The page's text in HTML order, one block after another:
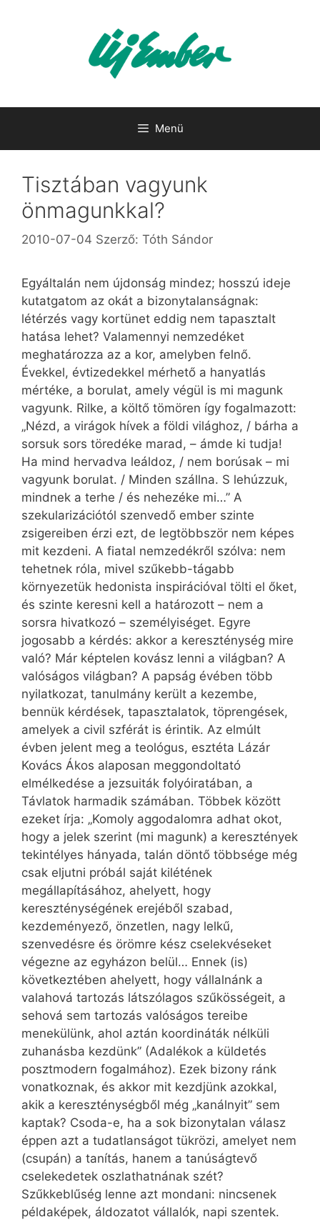
Menü
Tisztában vagyunk
önmagunkkal?
2010-07-04 Szerző: Tóth Sándor
Egyáltalán nem újdonság mindez; hosszú ideje
kutatgatom az okát a bizonytalanságnak:
létérzés vagy kortünet eddig nem tapasztalt
hatása lehet? Valamennyi nemzedéket
meghatározza az a kor, amelyben felnő.
Évekkel, évtizedekkel mérhető a hanyatlás
mértéke, a borulat, amely végül is mi magunk
vagyunk. Rilke, a költő tömören így fogalmazott:
„Nézd, a virágok hívek a földi világhoz, / bárha a
sorsuk sors töredéke marad, – ámde ki tudja!
Ha mind hervadva leáldoz, / nem borúsak – mi
vagyunk borulat. / Minden szállna. S lehúzzuk,
mindnek a terhe / és nehezéke mi…” A
szekularizációtól szenvedő ember szinte
zsigereiben érzi ezt, de legtöbbször nem képes
mit kezdeni. A fiatal nemzedékről szólva: nem
tehetnek róla, mivel szűkebb-tágabb
környezetük hedonista inspirációval tölti el őket,
és szinte keresni kell a határozott – nem a
sorsra hivatkozó – személyiséget. Egyre
jogosabb a kérdés: akkor a kereszténység mire
való? Már képtelen kovász lenni a világban? A
valóságos világban? A papság évében több
nyilatkozat, tanulmány került a kezembe,
bennük kérdések, tapasztalatok, töprengések,
amelyek a civil szférát is érintik. Az elmúlt
évben jelent meg a teológus, esztéta Lázár
Kovács Ákos alaposan meggondoltató
elmélkedése a jezsuiták folyóiratában, a
Távlatok harmadik számában. Többek között
ezeket írja: „Komoly aggodalomra adhat okot,
hogy a jelek szerint (mi magunk) a keresztények
tekintélyes hányada, talán döntő többsége még
csak eljutni próbál saját kilétének
megállapításához, ahelyett, hogy
kereszténységének erejéből szabad,
kezdeményező, önzetlen, nagy lelkű,
szenvedésre és örömre kész cselekvéseket
végezne az egyházon belül… Ennek (is)
következtében ahelyett, hogy vállalnánk a
valahová tartozás látszólagos szűkösségeit, a
sehová sem tartozás valóságos tereibe
menekülünk, ahol aztán koordináták nélküli
zuhanásba kezdünk” (Adalékok a küldetés
posztmodern fogalmához). Ezek bizony ránk
vonatkoznak, és akkor mit kezdjünk azokkal,
akik a kereszténységből még „kanálnyit” sem
kaptak? Csoda-e, ha a sok bizonytalan válasz
éppen azt a tudatlanságot tükrözi, amelyet nem
(csupán) a tanítás, hanem a tanúságtevő
cselekedetek oszlathatnának szét?
Szűkkeblűség lenne azt mondani: nincsenek
példaképek, áldozatot vállalók, napi szentek.